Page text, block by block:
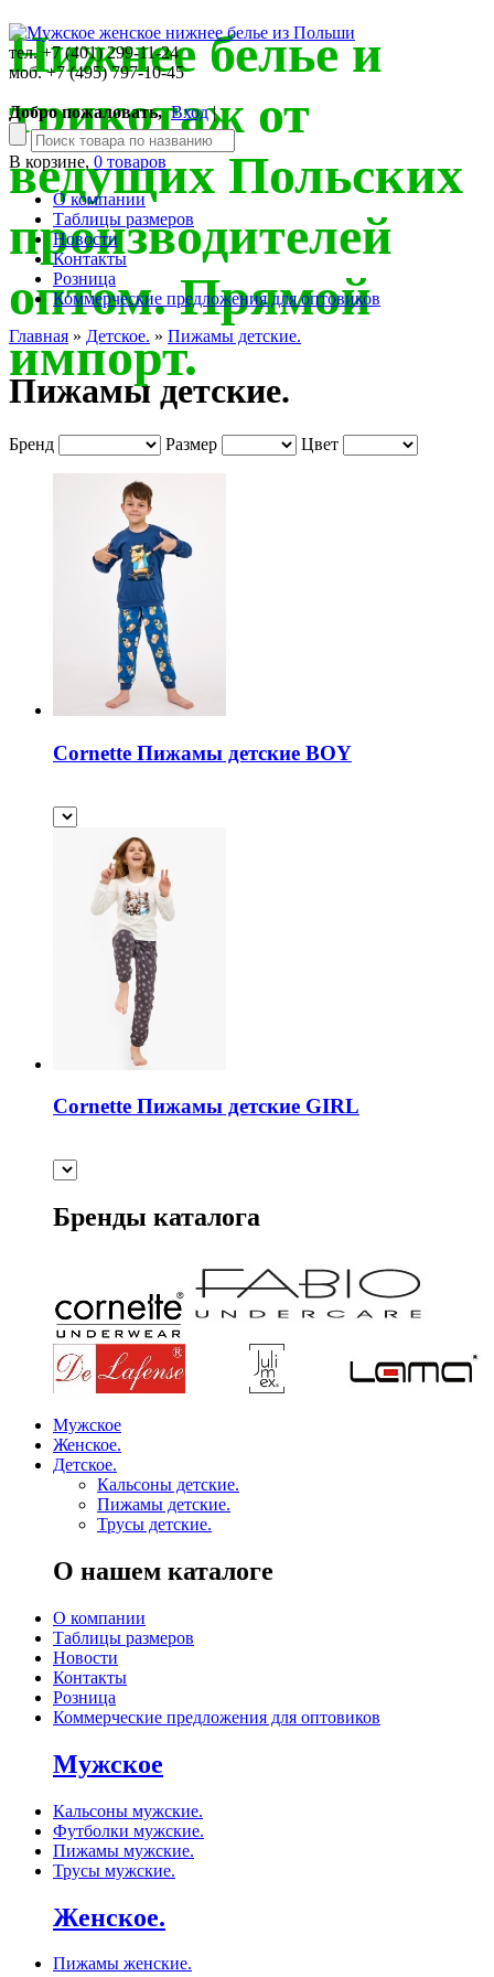
Нижнее белье и
трикотаж от
ведущих Польских
производителей
оптом. Прямой
импорт.
тел. +7 (401) 299-11-24
моб. +7 (495) 797-10-45
Добро пожаловать, Вход|
В корзине, 0 товаров
О компании
Таблицы размеров
Новости
Контакты
Розница
Коммерческие предложения для оптовиков
Главная » Детское. » Пижамы детские.
Пижамы детские.
Бренд Размер Цвет
Cornette Пижамы детские BOY
Cornette Пижамы детские GIRL
Бренды каталога
Мужское
Женское.
Детское.
Кальсоны детские.
Пижамы детские.
Трусы детские.
О нашем каталоге
О компании
Таблицы размеров
Новости
Контакты
Розница
Коммерческие предложения для оптовиков
Мужское
Кальсоны мужские.
Футболки мужские.
Пижамы мужские.
Трусы мужские.
Женское.
Пижамы женские.